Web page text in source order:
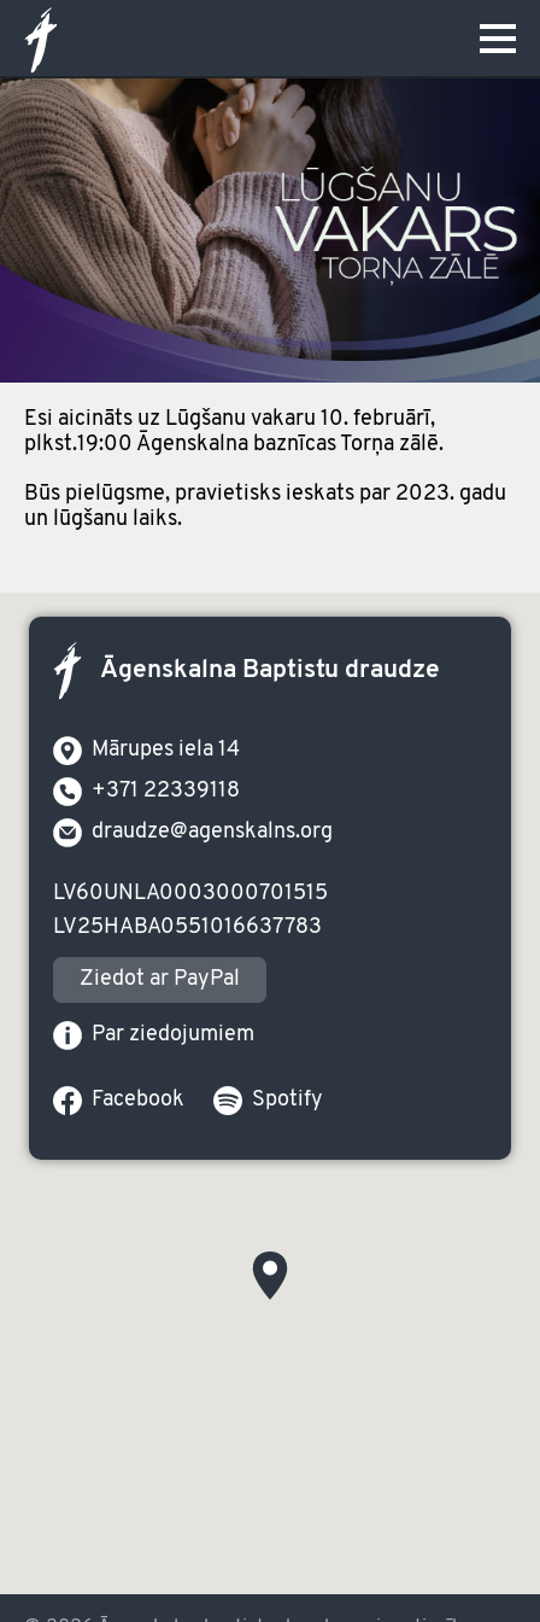
Esi aicināts uz Lūgšanu vakaru 10. februārī,
plkst.19:00 Āgenskalna baznīcas Torņa zālē.
Būs pielūgsme, pravietisks ieskats par 2023. gadu
un lūgšanu laiks.
Āgenskalna Baptistu draudze
Mārupes iela 14
+371 22339118
draudze@agenskalns.org
LV60UNLA0003000701515
LV25HABA0551016637783
Ziedot ar PayPal
Par ziedojumiem
Facebook Spotify